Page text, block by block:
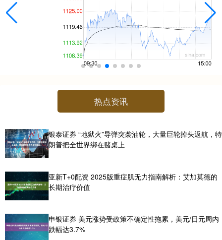
热点资讯
银泰证券 “地狱火”导弹突袭油轮，大量巨轮掉头返航，特
朗普把全世界绑在赌桌上
亚新T+0配资 2025版重症肌无力指南解析：艾加莫德的
长期治疗价值
申银证券 美元涨势受政策不确定性拖累，美元/日元周内
跌幅达3.7%